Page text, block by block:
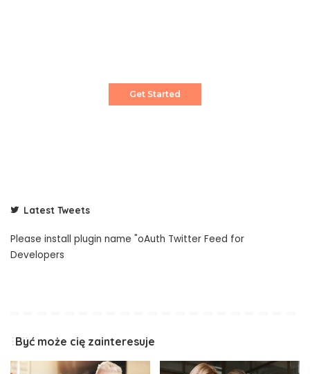
Get Started
Latest Tweets
Please install plugin name "oAuth Twitter Feed for
Developers
Być może cię zainteresuje